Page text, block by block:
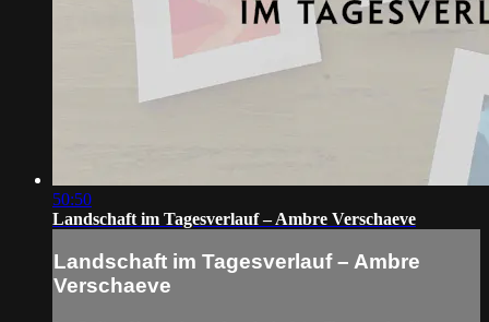
50:50
Landschaft im Tagesverlauf – Ambre Verschaeve
Landschaft im Tagesverlauf – Ambre
Verschaeve